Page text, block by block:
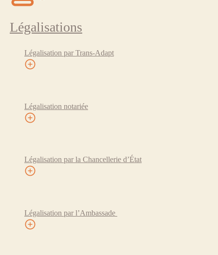
Légalisations
Légalisation par Trans-Adapt
Légalisation notariée
Légalisation par la Chancellerie d’État
Légalisation par l’Ambassade